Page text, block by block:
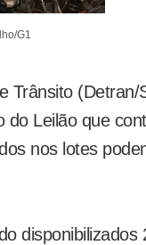
G1
Trânsito
do Leilão que
nos lotes